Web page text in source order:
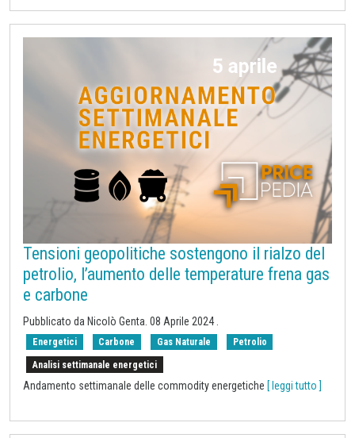
Tensioni geopolitiche sostengono il rialzo del
petrolio, l’aumento delle temperature frena gas
e carbone
Pubblicato da Nicolò Genta. 08 Aprile 2024
Energetici Carbone Gas Naturale Petrolio
Analisi settimanale energetici
Andamento settimanale delle commodity energetiche [ leggi tutto ]